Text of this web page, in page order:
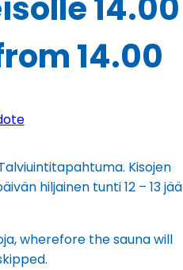
14.00
Kisojen
hiljainen tunti 12 – 13 jää
wherefore the sauna will